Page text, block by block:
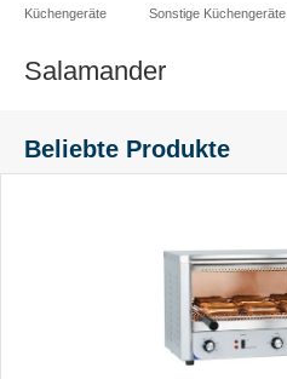
Küchengeräte Sonstige Küchengeräte
Salamander
Beliebte Produkte